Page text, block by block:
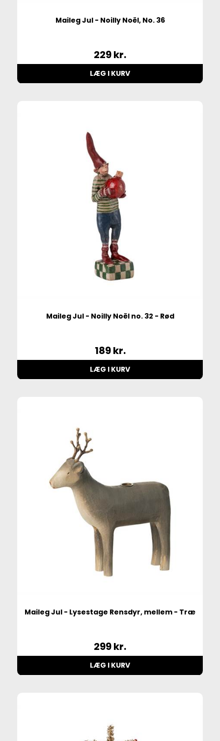
Maileg Jul - Noilly Noël, No. 36
229kr.
LÆG I KURV
Maileg Jul - Noilly Noël no. 32 - Rød
189kr.
LÆG I KURV
Maileg Jul - Lysestage Rensdyr, mellem - Træ
299kr.
LÆG I KURV